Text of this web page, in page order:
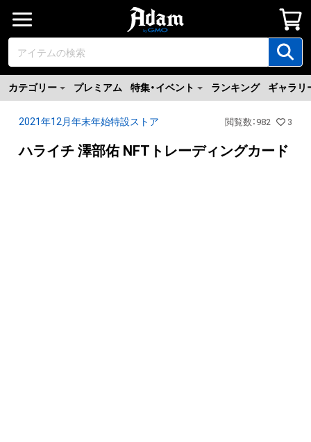
カテゴリー プレミアム 特集・イベント ランキング ギャラリ
2021年12月年末年始特設ストア 閲覧数 ： 982 3
ハライチ 澤部佑 NFTトレーディングカード